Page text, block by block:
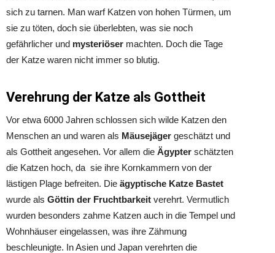
sich zu tarnen. Man warf Katzen von hohen Türmen, um
sie zu töten, doch sie überlebten, was sie noch
gefährlicher und mysteriöser machten. Doch die Tage
der Katze waren nicht immer so blutig.
Verehrung der Katze als Gottheit
Vor etwa 6000 Jahren schlossen sich wilde Katzen den
Menschen an und waren als Mäusejäger geschätzt und
als Gottheit angesehen. Vor allem die Ägypter schätzten
die Katzen hoch, da sie ihre Kornkammern von der
lästigen Plage befreiten. Die ägyptische Katze Bastet
wurde als Göttin der Fruchtbarkeit verehrt. Vermutlich
wurden besonders zahme Katzen auch in die Tempel und
Wohnhäuser eingelassen, was ihre Zähmung
beschleunigte. In Asien und Japan verehrten die